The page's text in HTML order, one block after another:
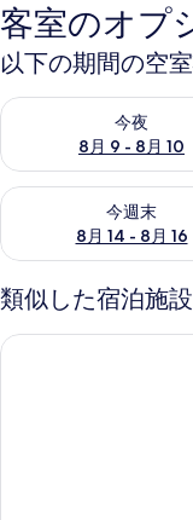
客室のオプ
以下の期間の空
今夜
8月 9 - 8月 10
今夜 8月 9 - 8月 10 の
今週末
8月 14 - 8月 16
今週末 8月 14 - 8月 16
類似した宿泊施設
IZA鎌倉ゲストハウス